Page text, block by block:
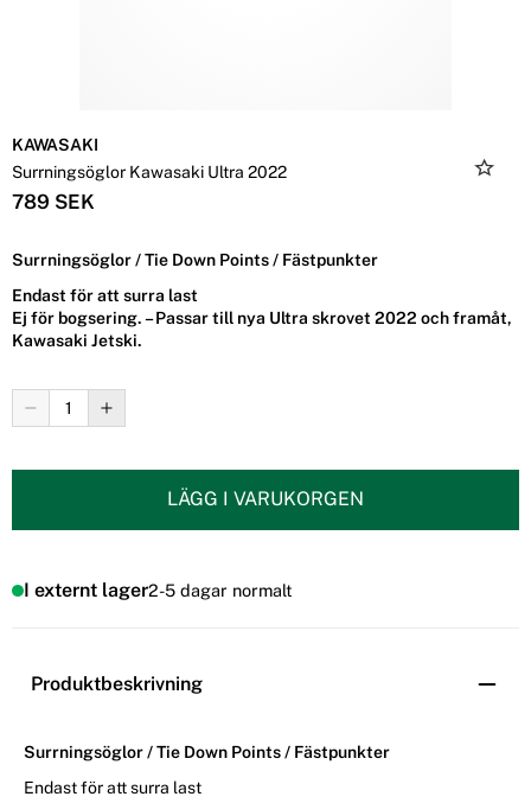
KAWASAKI
Surrningsöglor Kawasaki Ultra 2022
789 SEK
Surrningsöglor / Tie Down Points / Fästpunkter
Endast för att surra last
Ej för bogsering. – Passar till nya Ultra skrovet 2022 och framåt,
Kawasaki Jetski.
LÄGG I VARUKORGEN
I externt lager2-5 dagar normalt
Produktbeskrivning
Surrningsöglor / Tie Down Points / Fästpunkter
Endast för att surra last